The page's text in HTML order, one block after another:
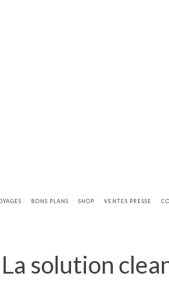
BONS PLANS SHOP VENTES PRESSE
solution